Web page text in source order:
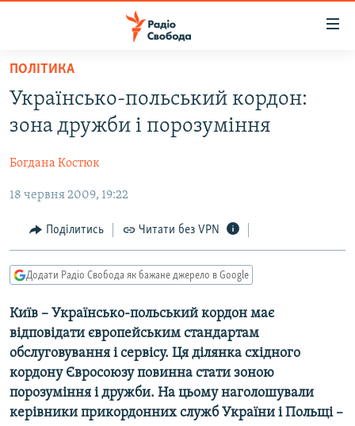
Перейти
основного
матеріалу
до
навігації
Перейти
пошуку
ВСЕ ЗА ДОБУ
ПОЛІТИКА
ЕКОНОМІКА
СУСПІЛЬСТВО
СПОРТ
УКРАЇНА
ВІЙНА
РОСІЙСЬКА «ФІЛЬТРАЦІЯ»
ДОНБАС.РЕАЛІЇ
КРИМ.РЕАЛІЇ
ТИ ЯК?
СХЕМИ
ПРИАЗОВ’Я
КИТАЙ.ВИКЛИКИ
МУЛЬТИМЕДІА
ПОЛІТИКА
Українсько-польський кордон:
зона дружби і порозуміння
Богдана Костюк
18 червня 2009, 19:22
Поділитись Читати без VPN
Додати Радіо Свобода як бажане джерело в Google
Київ – Українсько-польський кордон має
відповідати європейським стандартам
обслуговування і сервісу. Ця ділянка східного
кордону Євросоюзу повинна стати зоною
порозуміння і дружби. На цьому наголошували
керівники прикордонних служб України і Польщі –